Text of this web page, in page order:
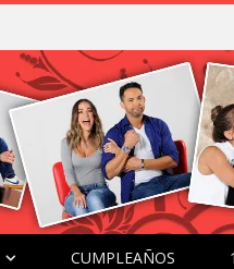
CUMPLEAÑOS